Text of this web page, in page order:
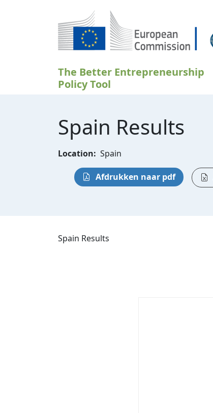
Overslaan en naar de inhoud gaan
The Better Entrepreneurship
Policy Tool
Spain Results
Location: Spain
Afdrukken naar pdf
Spain Results